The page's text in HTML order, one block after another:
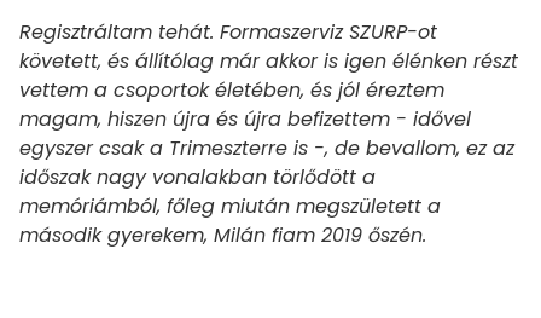
Regisztráltam tehát. Formaszerviz SZURP-ot
követett, és állítólag már akkor is igen élénken részt
vettem a csoportok életében, és jól éreztem
magam, hiszen újra és újra befizettem - idővel
egyszer csak a Trimeszterre is -, de bevallom, ez az
időszak nagy vonalakban törlődött a
memóriámból, főleg miután megszületett a
második gyerekem, Milán fiam 2019 őszén.